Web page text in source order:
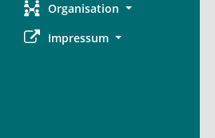
Organisation
Impressum